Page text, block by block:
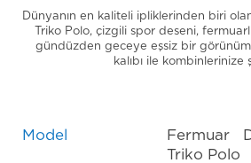
Dünyanın en kaliteli ipliklerinden biri
Triko Polo, çizgili spor deseni,
gündüzden geceye eşsiz bir
kalıbı ile kombinlerinize
Model
Fermuar
Triko Polo